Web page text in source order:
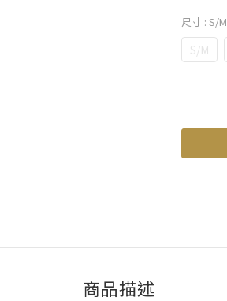
尺寸 : S/M
S/M
商品描述